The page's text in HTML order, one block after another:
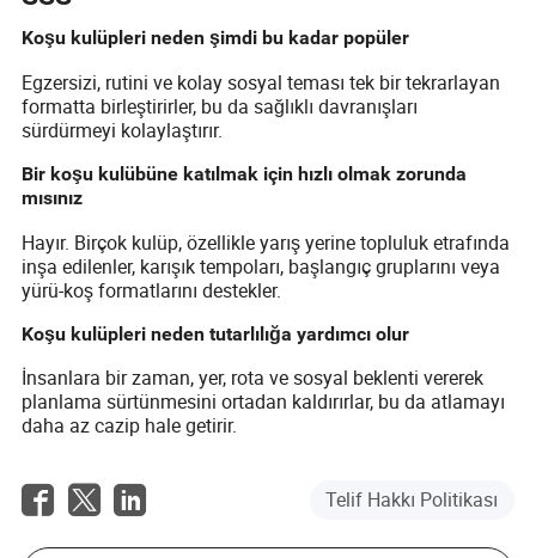
Koşu kulüpleri neden şimdi bu kadar popüler
Egzersizi, rutini ve kolay sosyal teması tek bir tekrarlayan
formatta birleştirirler, bu da sağlıklı davranışları
sürdürmeyi kolaylaştırır.
Bir koşu kulübüne katılmak için hızlı olmak zorunda
mısınız
Hayır. Birçok kulüp, özellikle yarış yerine topluluk etrafında
inşa edilenler, karışık tempoları, başlangıç gruplarını veya
yürü-koş formatlarını destekler.
Koşu kulüpleri neden tutarlılığa yardımcı olur
İnsanlara bir zaman, yer, rota ve sosyal beklenti vererek
planlama sürtünmesini ortadan kaldırırlar, bu da atlamayı
daha az cazip hale getirir.
Telif Hakkı Politikası